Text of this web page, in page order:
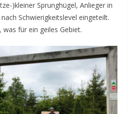
)kleiner Sprunghügel, Anlieger in
Schwierigkeitslevel eingeteilt.
was für ein geiles Gebiet.